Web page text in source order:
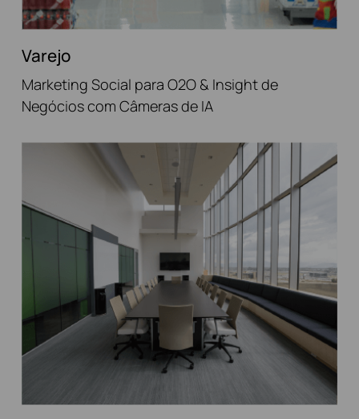
Varejo
Marketing Social para O2O & Insight de
Negócios com Câmeras de IA